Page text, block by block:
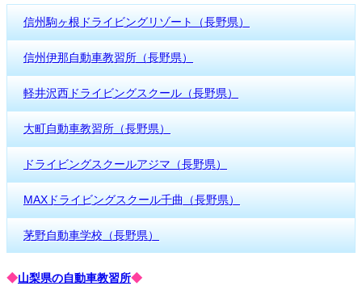
信州駒ヶ根ドライビングリゾート（長野県）
信州伊那自動車教習所（長野県）
軽井沢西ドライビングスクール（長野県）
大町自動車教習所（長野県）
ドライビングスクールアジマ（長野県）
MAXドライビングスクール千曲（長野県）
茅野自動車学校（長野県）
◆山梨県の自動車教習所◆